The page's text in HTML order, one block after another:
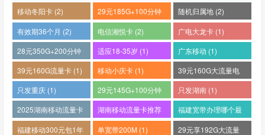
移动冬阳卡 (2)
29元185G+100分钟
(2)
随机归属地 (2)
有效期36个月 (2)
电信湘悦卡 (2)
广电大龙卡 (1)
28元350G+200分钟
(1)
适应18-35岁 (1)
广东移动 (1)
39元160G流量卡 (1)
移动小庆卡 (1)
39元160G大流量电
话卡 (1)
只发重庆 (1)
29元145G+100分钟
(1)
只发湖南 (1)
2025湖南移动流量卡
哪个好 (1)
湖南移动流量卡推荐
(1)
福建宽带办理哪个最
便宜 (1)
福建移动300元包1年
单宽带200M (1)
29元享192G大流量